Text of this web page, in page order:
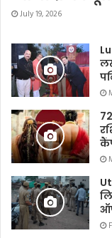
July 19, 2026